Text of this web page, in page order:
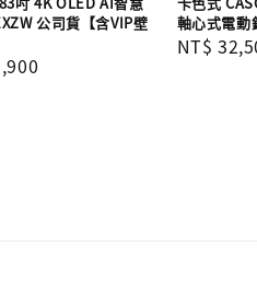
公司貨【含VIP壁
軸心式電動
Regular
NT$